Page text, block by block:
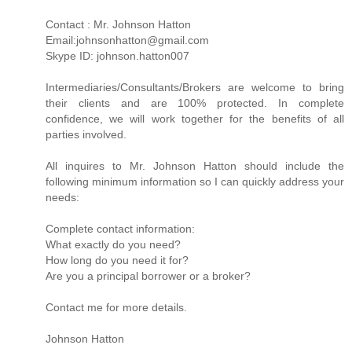
Contact : Mr. Johnson Hatton
Email:johnsonhatton@gmail.com
Skype ID: johnson.hatton007
Intermediaries/Consultants/Brokers are welcome to bring
their clients and are 100% protected. In complete
confidence, we will work together for the benefits of all
parties involved.
All inquires to Mr. Johnson Hatton should include the
following minimum information so I can quickly address your
needs:
Complete contact information:
What exactly do you need?
How long do you need it for?
Are you a principal borrower or a broker?
Contact me for more details.
Johnson Hatton